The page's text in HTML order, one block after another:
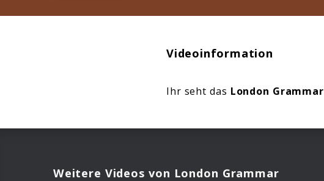
Videoinformation
Ihr seht das London Grammar
Weitere Videos von London Grammar